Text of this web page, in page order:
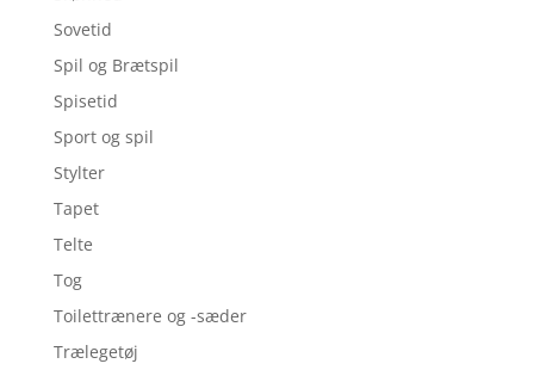
Sovetid
Spil og Brætspil
Spisetid
Sport og spil
Stylter
Tapet
Telte
Tog
Toilettrænere og -sæder
Trælegetøj